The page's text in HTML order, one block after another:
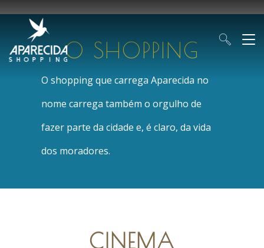
O SHOPPING
O shopping que carrega Aparecida no
nome carrega também o orgulho de
fazer parte da cidade e, é claro, da vida
dos moradores.
CINEMA